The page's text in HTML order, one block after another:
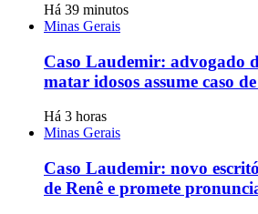
Há 39 minutos
Minas Gerais
Caso Laudemir: advogado
matar idosos assume caso
Há 3 horas
Minas Gerais
Caso Laudemir: novo
de Renê e promete